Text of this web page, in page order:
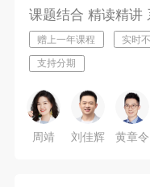
课题结合 精读精讲
赠上一年课程 实时
支持分期
周靖 刘佳辉 黄章令